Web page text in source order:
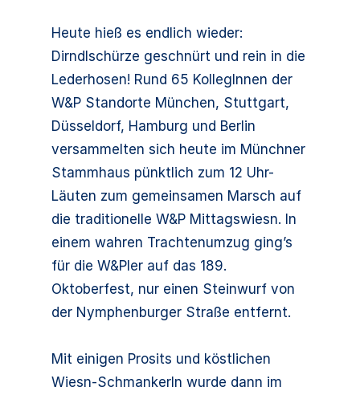
Heute hieß es endlich wieder:
Dirndlschürze geschnürt und rein in die
Lederhosen! Rund 65 KollegInnen der
W&P Standorte München, Stuttgart,
Düsseldorf, Hamburg und Berlin
versammelten sich heute im Münchner
Stammhaus pünktlich zum 12 Uhr-
Läuten zum gemeinsamen Marsch auf
die traditionelle W&P Mittagswiesn. In
einem wahren Trachtenumzug ging’s
für die W&Pler auf das 189.
Oktoberfest, nur einen Steinwurf von
der Nymphenburger Straße entfernt.
Mit einigen Prosits und köstlichen
Wiesn-Schmankerln wurde dann im